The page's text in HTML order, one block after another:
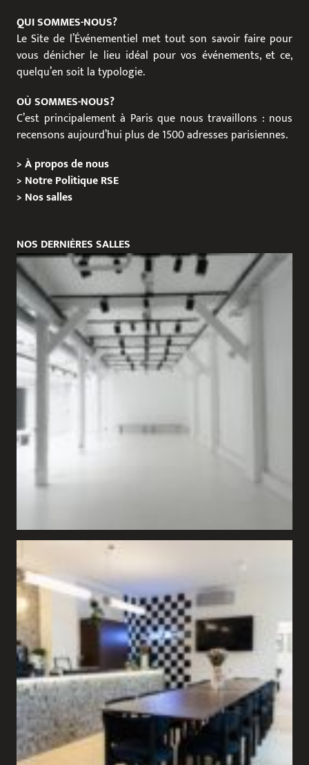
QUI SOMMES-NOUS?
Le Site de l’Événementiel met tout son savoir faire pour
vous dénicher le lieu idéal pour vos événements, et ce,
quelqu’en soit la typologie.
OÙ SOMMES-NOUS?
C’est principalement à Paris que nous travaillons : nous
recensons aujourd’hui plus de 1500 adresses parisiennes.
>À propos de nous
> Notre Politique RSE
> Nos salles
NOS DERNIÈRES SALLES